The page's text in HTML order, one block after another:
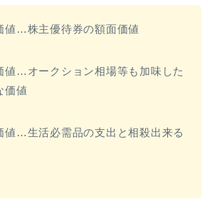
値…株主優待券の額面価値
値…オークション相場等も加味した
価値
値…生活必需品の支出と相殺出来る